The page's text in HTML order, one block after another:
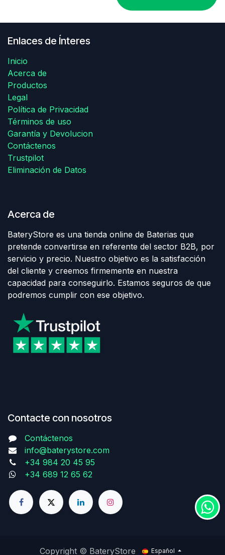
Enlaces de Ínteres
Inicio
Acerca de
Productos
Legal
Política de Privacidad
Términos de uso
Garantía y Devolucion
Contáctenos
Trustpilot
Eliminación de Datos
Acerca de
BateryStore es una tienda online de Baterias que
pretende convertirse en referente del sector B2B, por
servicio y precio. Nuestro objetivo es la satisfacción
del cliente y creemos firmemente en nuestra
capacidad para conseguirlo. Estamos seguros de que
podremos cumplir con ese objetivo.
Contacte con nosotros
Contáctenos
info@baterystore.com
+34 984 20 45 95
+34 689 12 65 62
Copyright © BateryStore Español